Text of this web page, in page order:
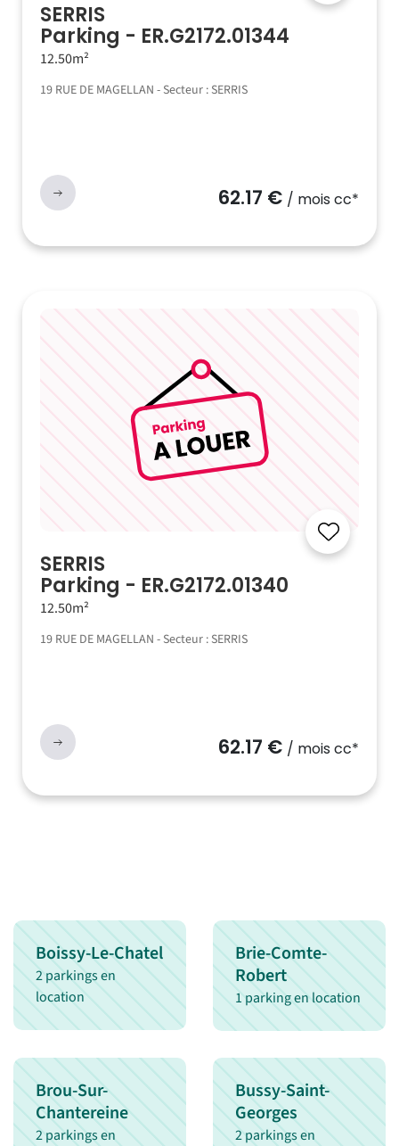
SERRIS
Parking - ER.G2172.01344
12.50m²
19 RUE DE MAGELLAN - Secteur : SERRIS
62.17 € / mois cc*
SERRIS
Parking - ER.G2172.01340
12.50m²
19 RUE DE MAGELLAN - Secteur : SERRIS
62.17 € / mois cc*
Boissy-Le-Chatel
2 parkings en
location
Brie-Comte-
Robert
1 parking en location
Brou-Sur-
Chantereine
2 parkings en
Bussy-Saint-
Georges
2 parkings en